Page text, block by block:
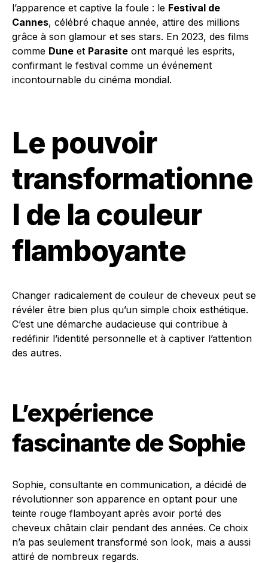
l’apparence et captive la foule : le Festival de
Cannes, célébré chaque année, attire des millions
grâce à son glamour et ses stars. En 2023, des films
comme Dune et Parasite ont marqué les esprits,
confirmant le festival comme un événement
incontournable du cinéma mondial.
Le pouvoir
transformationne
l de la couleur
flamboyante
Changer radicalement de couleur de cheveux peut se
révéler être bien plus qu’un simple choix esthétique.
C’est une démarche audacieuse qui contribue à
redéfinir l’identité personnelle et à captiver l’attention
des autres.
L’expérience
fascinante de Sophie
Sophie, consultante en communication, a décidé de
révolutionner son apparence en optant pour une
teinte rouge flamboyant après avoir porté des
cheveux châtain clair pendant des années. Ce choix
n’a pas seulement transformé son look, mais a aussi
attiré de nombreux regards.